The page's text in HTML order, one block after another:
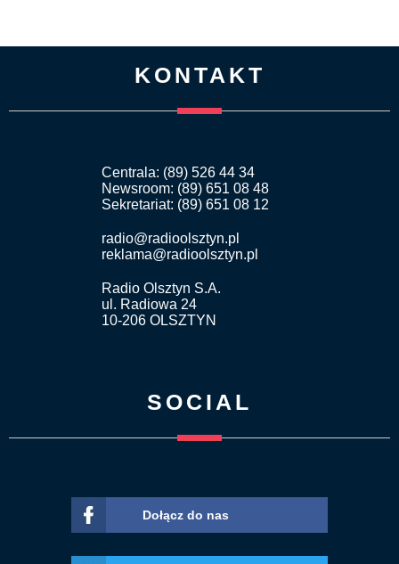
KONTAKT
Centrala: (89) 526 44 34
Newsroom: (89) 651 08 48
Sekretariat: (89) 651 08 12
radio@radioolsztyn.pl
reklama@radioolsztyn.pl
Radio Olsztyn S.A.
ul. Radiowa 24
10-206 OLSZTYN
SOCIAL
Dołącz do nas